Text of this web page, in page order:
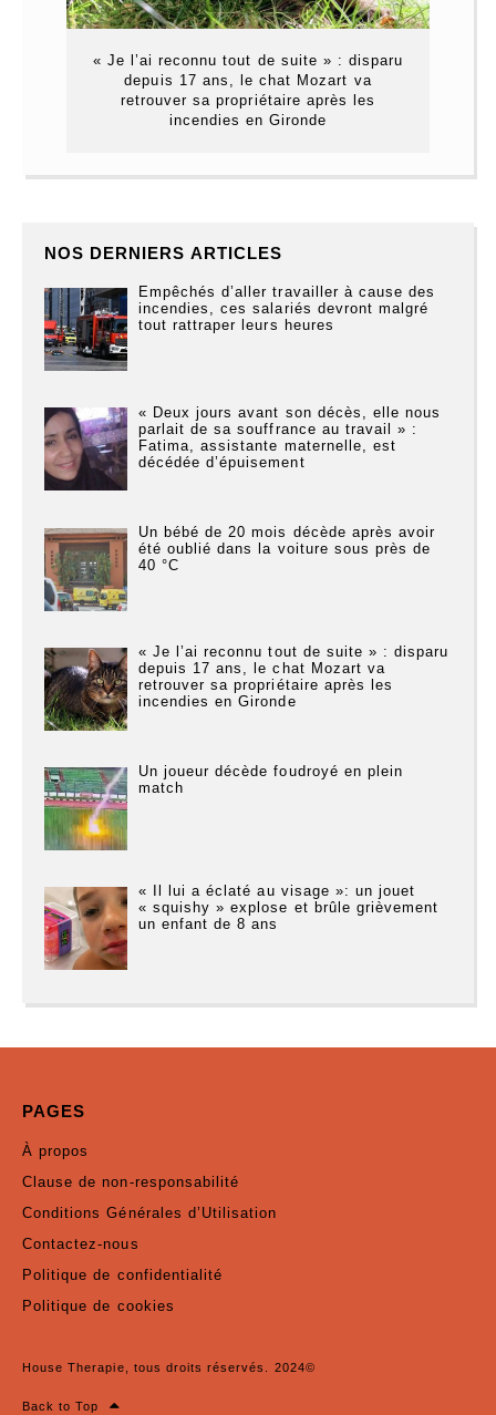
« Je l’ai reconnu tout de suite » : disparu
depuis 17 ans, le chat Mozart va
retrouver sa propriétaire après les
incendies en Gironde
NOS DERNIERS ARTICLES
Empêchés d’aller travailler à cause des
incendies, ces salariés devront malgré
tout rattraper leurs heures
« Deux jours avant son décès, elle nous
parlait de sa souffrance au travail » :
Fatima, assistante maternelle, est
décédée d’épuisement
Un bébé de 20 mois décède après avoir
été oublié dans la voiture sous près de
40 °C
« Je l’ai reconnu tout de suite » : disparu
depuis 17 ans, le chat Mozart va
retrouver sa propriétaire après les
incendies en Gironde
Un joueur décède foudroyé en plein
match
« Il lui a éclaté au visage »: un jouet
« squishy » explose et brûle grièvement
un enfant de 8 ans
PAGES
À propos
Clause de non-responsabilité
Conditions Générales d’Utilisation
Contactez-nous
Politique de confidentialité
Politique de cookies
House Therapie, tous droits réservés. 2024©
Back to Top